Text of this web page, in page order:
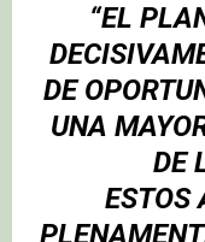
“EL
DE
UNA
DE
ESTOS